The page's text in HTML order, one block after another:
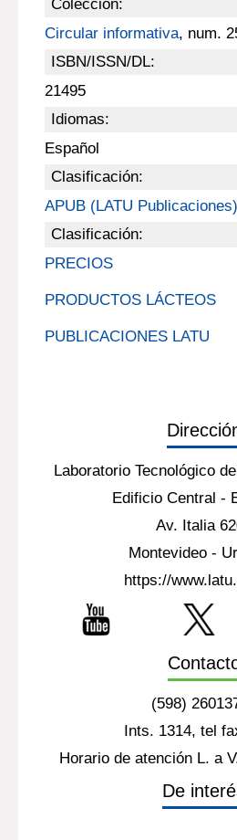
Colección:
Circular informativa, num.
ISBN/ISSN/DL:
21495
Idiomas:
Español
Clasificación:
APUB (LATU Publicaciones)
Clasificación:
PRECIOS
PRODUCTOS LÁCTEOS
PUBLICACIONES LATU
Laboratorio Tecnológico
Edificio Central -
Av. Italia
Montevideo -
https://
(598)
Ints. 1314, tel
Horario de atención L. a
De